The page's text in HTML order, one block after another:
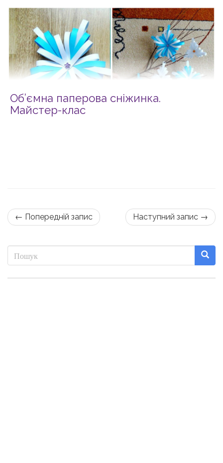
Об’ємна паперова сніжинка.
Майстер-клас
← Попередній запис Наступний запис →